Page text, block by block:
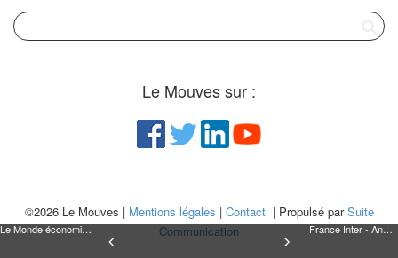
Le Monde économie - La réforme de l'économie sociale et solidaire s'annonce ambitieuse France Inter - André Dupon, président du Mouves
Le Mouves sur :
©2026 Le Mouves | Mentions légales | Contact| Propulsé parSuite
Communication